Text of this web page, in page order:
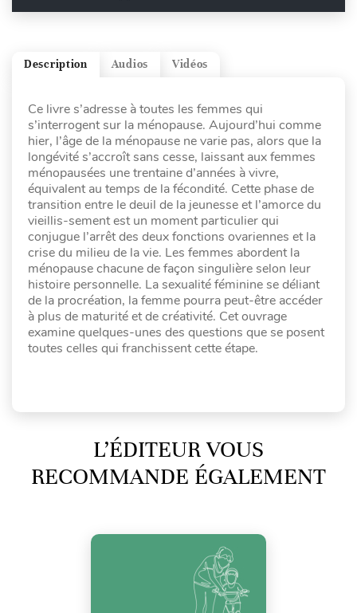
Vidéos
Audios
Description
Ce livre s’adresse à toutes les femmes qui
s’interrogent sur la ménopause. Aujourd’hui comme
hier, l’âge de la ménopause ne varie pas, alors que la
longévité s’accroît sans cesse, laissant aux femmes
ménopausées une trentaine d’années à vivre,
équivalent au temps de la fécondité. Cette phase de
transition entre le deuil de la jeunesse et l’amorce du
vieillis-sement est un moment particulier qui
conjugue l’arrêt des deux fonctions ovariennes et la
crise du milieu de la vie. Les femmes abordent la
ménopause chacune de façon singulière selon leur
histoire personnelle. La sexualité féminine se déliant
de la procréation, la femme pourra peut-être accéder
à plus de maturité et de créativité. Cet ouvrage
examine quelques-unes des questions que se posent
toutes celles qui franchissent cette étape.
L’ÉDITEUR VOUS
RECOMMANDE ÉGALEMENT